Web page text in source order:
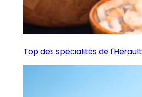
Top des spécialités de l'Hérault